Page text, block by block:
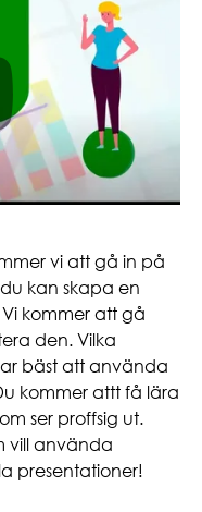
vi att gå in på
kan skapa en
kommer att gå
den. Vilka
bäst att använda
kommer attt få lära
ser proffsig ut.
vill använda
presentationer!